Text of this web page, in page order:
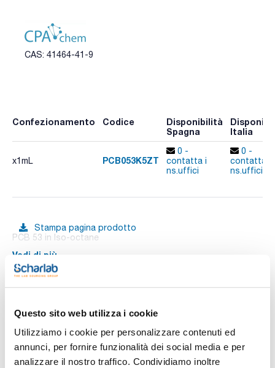
Questo sito web utilizza i cookie
Utilizziamo i cookie per personalizzare contenuti ed
annunci, per fornire funzionalità dei social media e per
analizzare il nostro traffico. Condividiamo inoltre
CAS: 41464-41-9
Confezionamento Codice
Disponibilità
Spagna
Italia
x1mL PCB053K5ZT
0 -
contatta i
ns.uffici
0 -
contatta i
ns.uffici
Stampa pagina prodotto
PCB 53 in Iso-octane
Vedi di più
Documentazione tecnica
TDS / Scheda tecnica
Registrati per i download
Registrati per i download